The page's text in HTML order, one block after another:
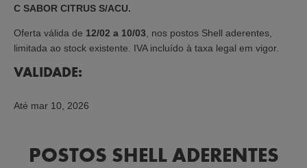
C SABOR CITRUS S/ACU.
Oferta válida de 12/02 a 10/03 , nos postos Shell aderentes,
limitada ao stock existente. IVA incluído à taxa legal em vigor.
VALIDADE:
Até mar 10, 2026
POSTOS SHELL ADERENTES